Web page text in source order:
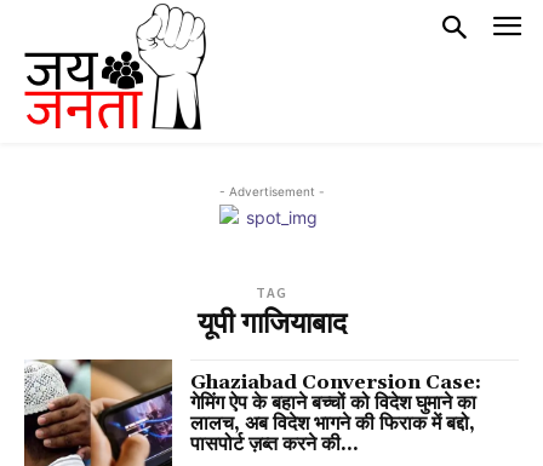
- Advertisement -
TAG
यूपी गाजियाबाद
Ghaziabad Conversion Case:
गेमिंग ऐप के बहाने बच्चों को विदेश घुमाने का
लालच, अब विदेश भागने की फिराक में बद्दो,
पासपोर्ट ज़ब्त करने की...